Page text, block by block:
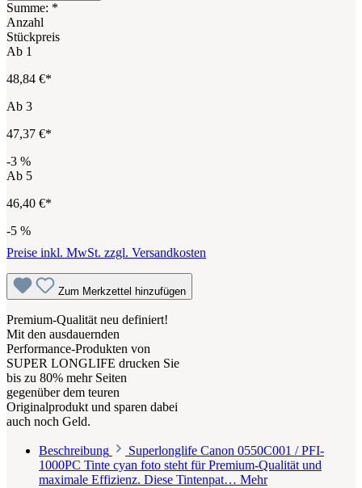
Summe: *
Anzahl
Stückpreis
Ab 1
48,84 €*
Ab 3
47,37 €*
-3 %
Ab 5
46,40 €*
-5 %
Preise inkl. MwSt. zzgl. Versandkosten
Zum Merkzettel hinzufügen
Premium-Qualität neu definiert!
Mit den ausdauernden
Performance-Produkten von
SUPER LONGLIFE drucken Sie
bis zu 80% mehr Seiten
gegenüber dem teuren
Originalprodukt und sparen dabei
auch noch Geld.
Beschreibung
Superlonglife Canon 0550C001 / PFI-
1000PC Tinte cyan foto steht für Premium-Qualität und
maximale Effizienz. Diese Tintenpat… Mehr